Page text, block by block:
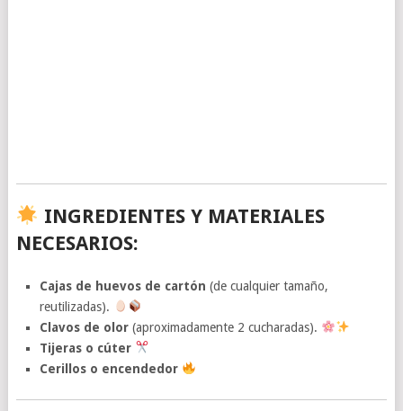
INGREDIENTES Y MATERIALES
NECESARIOS:
Cajas de huevos de cartón (de cualquier tamaño,
reutilizadas).
Clavos de olor (aproximadamente 2 cucharadas).
Tijeras o cúter
Cerillos o encendedor